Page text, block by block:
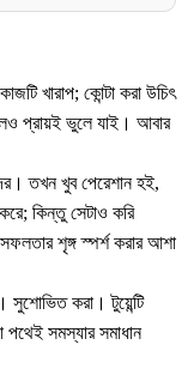
খারাপ; কোন্টা করা উচিৎ
প্রায়ই ভুলে যাই। আবার
তখন খুব পেরেশান হই,
কিন্তু সেটাও করি
শৃঙ্গ স্পর্শ করার আশা
করা। টুয়েন্টি
পথেই সমস্যার সমাধান